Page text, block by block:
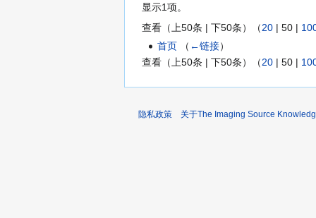
显示1项。
查看（ 上50条 | 下50条）（20 | 50 |
首页
（ ←链接）
查看（上50条 | 下50条）（20 | 50 |
隐私政策 关于The Imaging Source